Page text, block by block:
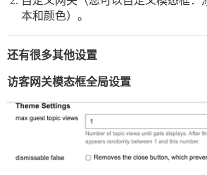
本和颜色）。
还有很多其他设置
访客网关模态框全局设置